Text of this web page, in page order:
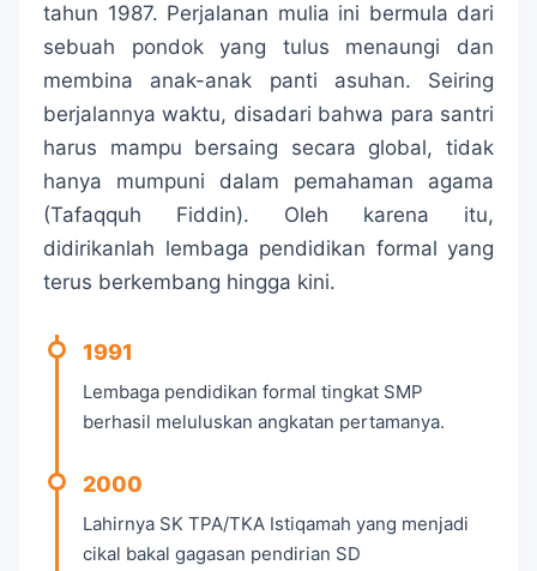
tahun 1987. Perjalanan mulia ini bermula dari
sebuah pondok yang tulus menaungi dan
membina anak-anak panti asuhan. Seiring
berjalannya waktu, disadari bahwa para santri
harus mampu bersaing secara global, tidak
hanya mumpuni dalam pemahaman agama
(Tafaqquh Fiddin). Oleh karena itu,
didirikanlah lembaga pendidikan formal yang
terus berkembang hingga kini.
1991
Lembaga pendidikan formal tingkat SMP
berhasil meluluskan angkatan pertamanya.
2000
Lahirnya SK TPA/TKA Istiqamah yang menjadi
cikal bakal gagasan pendirian SD